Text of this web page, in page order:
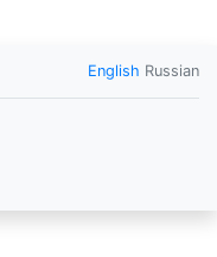
English Russian